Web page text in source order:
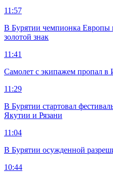
11:57
В Бурятии чемпионка Европы
золотой знак
11:41
Самолет с экипажем пропал в
11:29
В Бурятии стартовал
Якутии и Рязани
11:04
В Бурятии осужденной
10:44